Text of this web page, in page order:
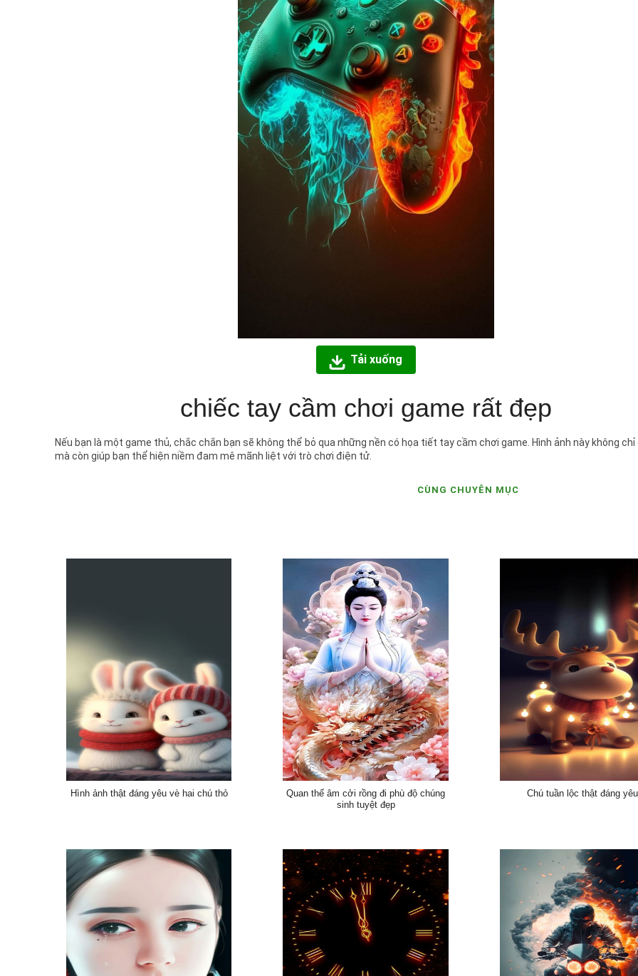
Tải xuống
chiếc tay cầm chơi game rất đẹp
Nếu bạn là một game thủ, chắc chắn bạn sẽ không thể bỏ qua những nền có họa tiết tay cầm chơi game. Hình ảnh này không
mà còn giúp bạn thể hiện niềm đam mê mãnh liệt với trò chơi điện tử.
CÙNG CHUYÊN MỤC
Hình ảnh thật đáng yêu vè hai chú thỏ
Quan thế âm cởi rồng đi phù độ chúng
sinh tuyệt đẹp
Chú tuần lộc thật đáng yêu